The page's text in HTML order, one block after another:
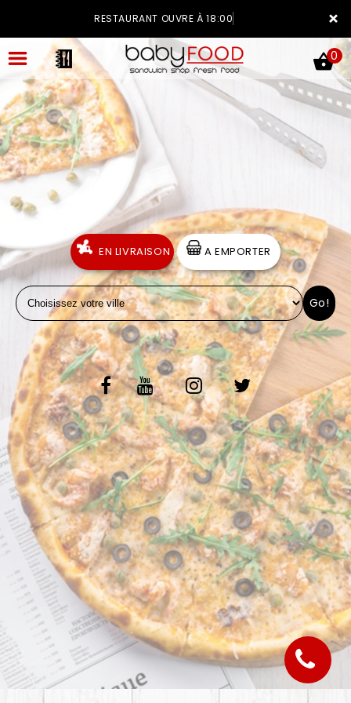
×
RESTAURANT OUVRE À 18:00
ACCUEIL
LA CARTE
VOTRE COMPTE
NOTRE RESTAURANT
VOS AVIS
MENTIONS LÉGALES
C.G.V
0
EN LIVRAISON A EMPORTER
Go!